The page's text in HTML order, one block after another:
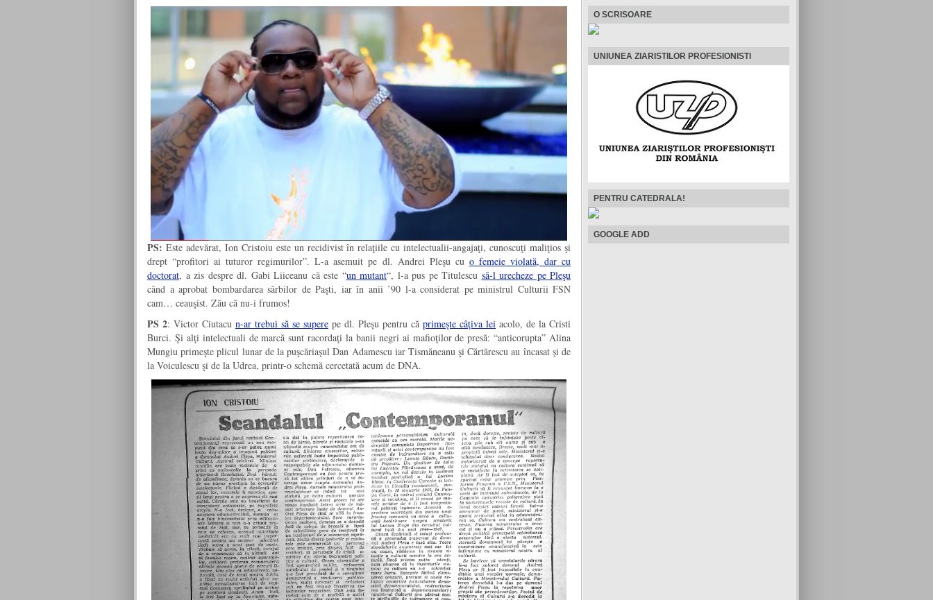
PS: Este adevărat, Ion Cristoiu este un recidivist în relaţiile cu intelectualii-angajaţi, cunoscuţi maliţios şi
drept “profitori ai tuturor regimurilor”. L-a asemuit pe dl. Andrei Pleşu cu o femeie violată, dar cu
doctorat, a zis despre dl. Gabi Liiceanu că este “un mutant“, l-a pus pe Titulescu să-l urecheze pe Pleşu
când a aprobat bombardarea sârbilor de Paşti, iar în anii ’90 l-a considerat pe ministrul Culturii FSN
cam… ceauşist. Zău că nu-i frumos!
PS 2: Victor Ciutacu n-ar trebui să se supere pe dl. Pleşu pentru că primeşte câţiva lei acolo, de la Cristi
Burci. Şi alţi intelectuali de marcă sunt racordaţi la banii negri ai mafioţilor de presă: “anticorupta” Alina
Mungiu primeşte plicul lunar de la puşcăriaşul Dan Adamescu iar Tismăneanu şi Cărtărescu au încasat şi de
la Voiculescu şi de la Udrea, printr-o schemă cercetată acum de DNA.
O SCRISOARE
UNIUNEA ZIARISTILOR PROFESIONISTI
PENTRU CATEDRALA!
GOOGLE ADD